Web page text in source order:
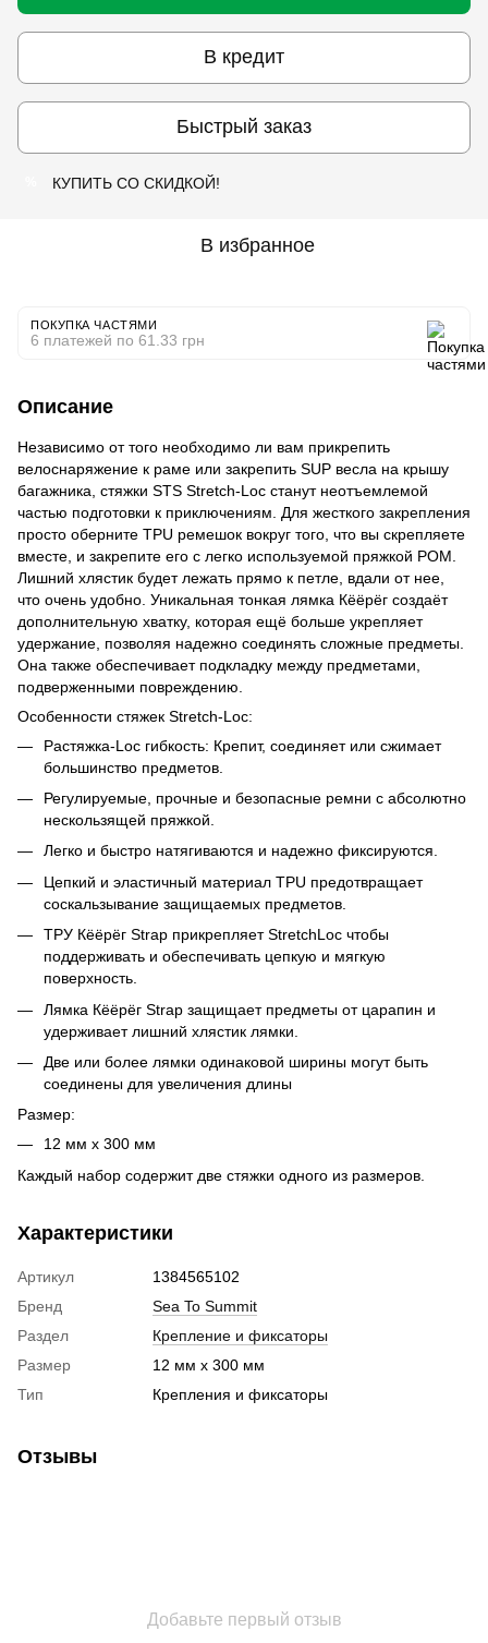
В кредит
Быстрый заказ
КУПИТЬ СО СКИДКОЙ!
В избранное
ПОКУПКА ЧАСТЯМИ
6 платежей по 61.33 грн
Описание
Независимо от того необходимо ли вам прикрепить
велоснаряжение к раме или закрепить SUP весла на крышу
багажника, стяжки STS Stretch-Loc станут неотъемлемой
частью подготовки к приключениям. Для жесткого закрепления
просто оберните TPU ремешок вокруг того, что вы скрепляете
вместе, и закрепите его с легко используемой пряжкой POM.
Лишний хлястик будет лежать прямо к петле, вдали от нее,
что очень удобно. Уникальная тонкая лямка Кёёрёг создаёт
дополнительную хватку, которая ещё больше укрепляет
удержание, позволяя надежно соединять сложные предметы.
Она также обеспечивает подкладку между предметами,
подверженными повреждению.
Особенности стяжек Stretch-Loc:
Растяжка-Loc гибкость: Крепит, соединяет или сжимает
большинство предметов.
Регулируемые, прочные и безопасные ремни с абсолютно
нескользящей пряжкой.
Легко и быстро натягиваются и надежно фиксируются.
Цепкий и эластичный материал TPU предотвращает
соскальзывание защищаемых предметов.
ТРУ Кёёрёг Strap прикрепляет StretchLoc чтобы
поддерживать и обеспечивать цепкую и мягкую
поверхность.
Лямка Кёёрёг Strap защищает предметы от царапин и
удерживает лишний хлястик лямки.
Две или более лямки одинаковой ширины могут быть
соединены для увеличения длины
Размер:
12 мм х 300 мм
Каждый набор содержит две стяжки одного из размеров.
Характеристики
Артикул
1384565102
Бренд
Sea To Summit
Раздел
Крепление и фиксаторы
Размер
12 мм х 300 мм
Тип
Крепления и фиксаторы
Отзывы
Добавьте первый отзыв